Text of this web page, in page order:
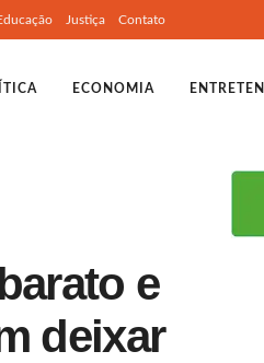
Justiça Contato
ECONOMIA
e
deixar